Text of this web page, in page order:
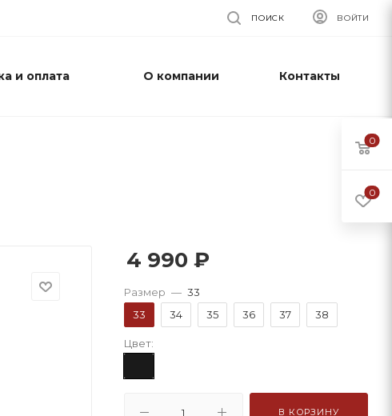
ВОЙТИ
ПОИСК
и оплата О компании Контакты
4 990 ₽
Размер — 33
33
34 35 36 37 38
Цвет:
В КОРЗИНУ
0
0